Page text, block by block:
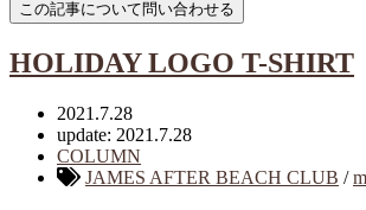
HOLIDAY LOGO T-SHIRT
2021.7.28
update: 2021.7.28
COLUMN
JAMES AFTER BEACH CLUB /